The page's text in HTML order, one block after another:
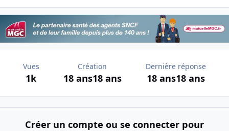
Vues
1k
Création
18 ans18 ans
Dernière réponse
18 ans18 ans
Créer un compte ou se connecter pour